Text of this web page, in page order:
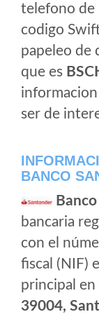
telefono de
codigo
papeleo de
que es
ser de
BANCO
bancaria
con el
fiscal (NIF)
principal en
39004,